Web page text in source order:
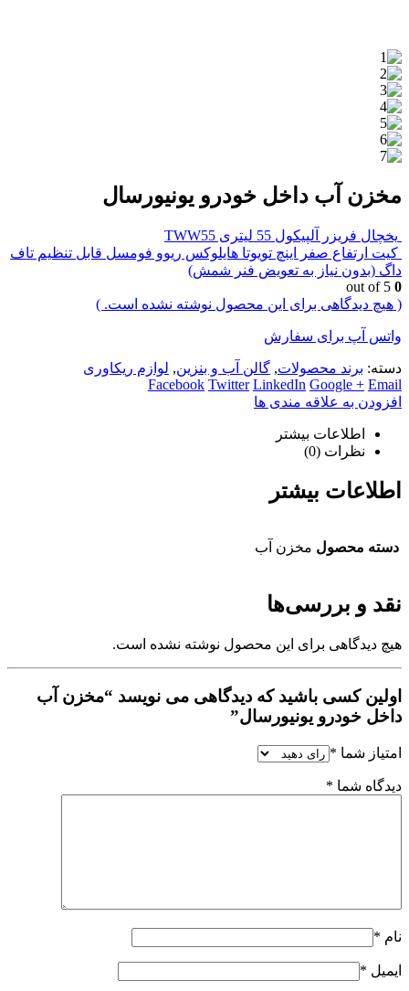
مخزن آب داخل خودرو یونیورسال
یخچال فریزر آلپیکول 55 لیتری TWW55
کیت ارتفاع صفر اینچ تویوتا هایلوکس ریوو فومسل قابل تنظیم تاف
داگ (بدون نیاز به تعویض فنر شمش)
0
( هیچ دیدگاهی برای این محصول نوشته نشده است. )
واتس آپ برای سفارش
دسته: برند محصولات, گالن آب و بنزین, لوازم ریکاوری
Facebook Twitter LinkedIn Google + Email
افزودن به علاقه مندی ها
اطلاعات بیشتر
نظرات (0)
اطلاعات بیشتر
دسته محصول مخزن آب
نقد و بررسی‌ها
هیچ دیدگاهی برای این محصول نوشته نشده است.
اولین کسی باشید که دیدگاهی می نویسد “مخزن آب
داخل خودرو یونیورسال”
امتیاز شما *
دیدگاه شما *
نام *
ایمیل *